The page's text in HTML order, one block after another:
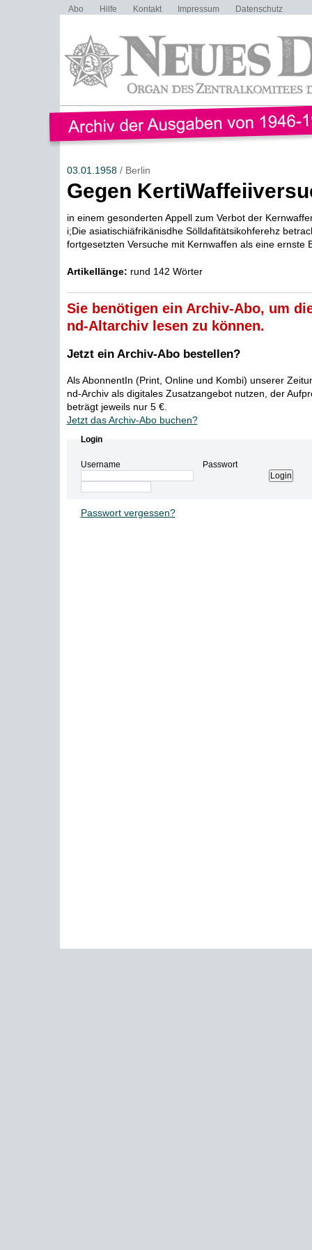
Abo Hilfe Kontakt Impressum Datenschutz
03.01.1958/ Berlin
Gegen
in einem gesonderten Appell zum Verbot der
i;Die asiatischiäfrikänisdhe Sölldafitätsikohferehz
fortgesetzten Versuche mit Kernwaffen als eine ernste
Artikellänge: rund 142 Wörter
Sie benötigen ein Archiv-Abo, um
nd-Altarchiv lesen zu können.
Jetzt ein Archiv-Abo bestellen?
Als AbonnentIn (Print, Online und Kombi) unserer
nd-Archiv als digitales Zusatzangebot nutzen, der
beträgt jeweils nur 5 €.
Jetzt das Archiv-Abo buchen?
Login
Username Passwort
Passwort vergessen?